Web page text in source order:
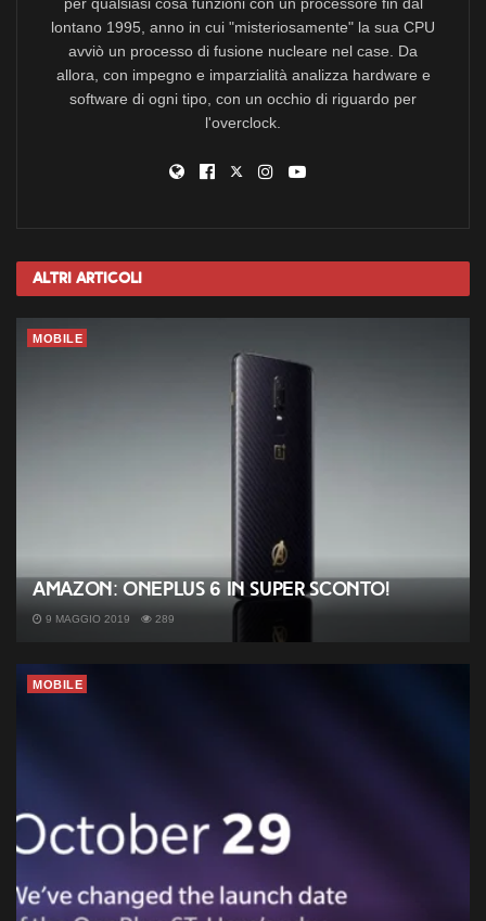
lontano 1995, anno in cui "misteriosamente" la sua CPU
avviò un processo di fusione nucleare nel case. Da
allora, con impegno e imparzialità analizza hardware e
software di ogni tipo, con un occhio di riguardo per
l'overclock.
Altri Articoli
MOBILE
Amazon: OnePlus 6 in super sconto!
9 MAGGIO 2019 289
MOBILE